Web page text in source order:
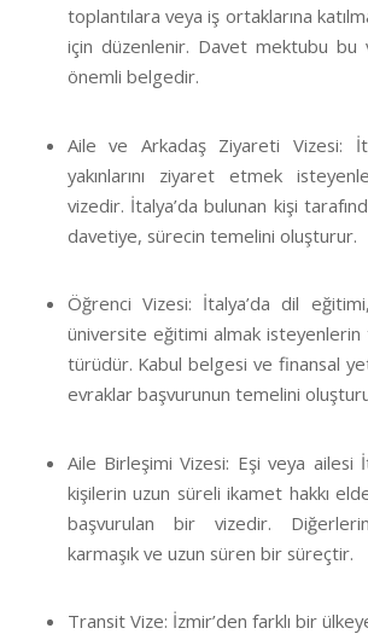
toplantılara veya iş ortaklarına
için düzenlenir. Davet mektubu bu
önemli belgedir.
Aile ve Arkadaş Ziyareti Vizesi:
yakınlarını ziyaret etmek
vizedir. İtalya’da bulunan kişi
davetiye, sürecin temelini oluşturur.
Öğrenci Vizesi: İtalya’da dil
üniversite eğitimi almak
türüdür. Kabul belgesi ve finansal
evraklar başvurunun temelini
Aile Birleşimi Vizesi: Eşi veya ailesi
kişilerin uzun süreli ikamet hakkı
başvurulan bir vizedir.
karmaşık ve uzun süren bir süreçtir.
Transit Vize: İzmir’den farklı bir